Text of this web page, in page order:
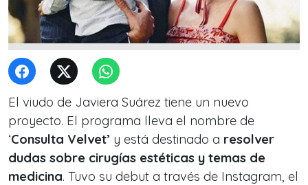
El viudo de Javiera Suárez tiene un nuevo
proyecto. El programa lleva el nombre de
‘Consulta Velvet’ y está destinado a resolver
dudas sobre cirugías estéticas y temas de
medicina. Tuvo su debut a través de Instagram, el